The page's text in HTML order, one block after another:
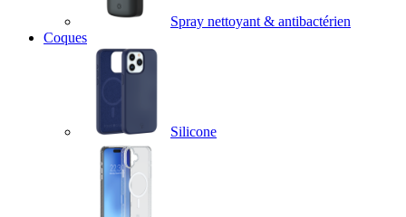
Spray nettoyant & antibactérien
Coques
Silicone